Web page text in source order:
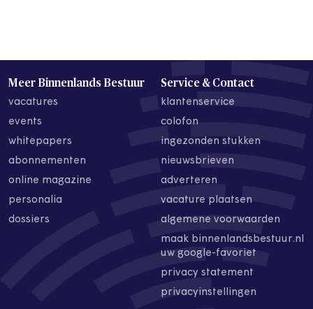
Meer Binnenlands Bestuur
vacatures
events
whitepapers
abonnementen
online magazine
personalia
dossiers
Service & Contact
klantenservice
colofon
ingezonden stukken
nieuwsbrieven
adverteren
vacature plaatsen
algemene voorwaarden
maak binnenlandsbestuur.nl
uw google-favoriet
privacy statement
privacyinstellingen